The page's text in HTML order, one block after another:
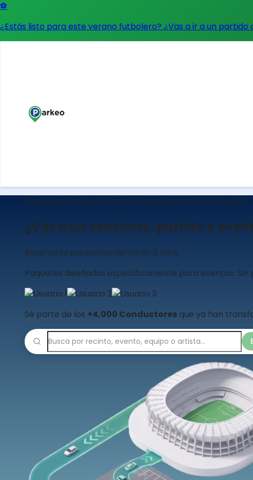
⚽
¿Estás listo para este verano futbolero? ¿Vas a ir a un partido
Descubre la nueva forma de estacionarte en la ciudad
¿Vas a un concierto, partido o
Reserva tu estacionamiento en 3 mins
Paquetes diseñados específicamente para eventos. Sin
Sé parte de los +4,000 Conductores que ya han